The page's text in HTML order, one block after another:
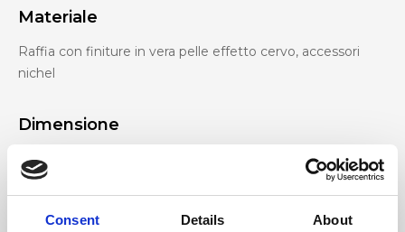
Consent Details About
Materiale
Raffia con finiture in vera pelle effetto cervo, accessori
nichel
Dimensione
34 x 30 x 10 cm (l x a x p)